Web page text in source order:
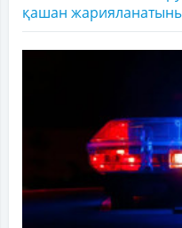
қашан жарияланатыны